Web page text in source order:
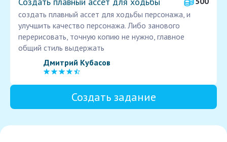
создать плавный ассет для ходьбы персонажа, и
улучшить качество персонажа. Либо занового
перерисовать, точную копию не нужно, главное
общий стиль выдержать
Дмитрий Кубасов
Создать задание